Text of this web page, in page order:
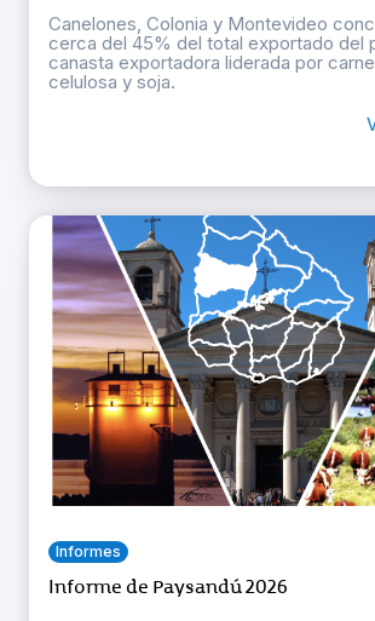
Canelones, Colonia y Montevideo
cerca del 45% del total exportado del
canasta exportadora liderada por
celulosa y soja.
Informes
Informe de Paysandú 2026